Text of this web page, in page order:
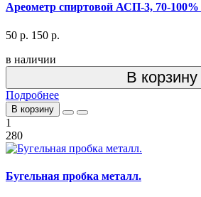
Ареометр спиртовой АСП-3, 70-
50 р. 150 р.
в наличии
В корзину
Подробнее
В корзину
1
280
Бугельная пробка металл.